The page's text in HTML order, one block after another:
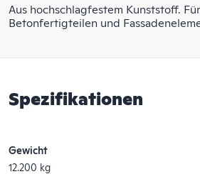
Aus hochschlagfestem Kunststoff.
Betonfertigteilen und
Spezifikationen
Gewicht
12.200 kg